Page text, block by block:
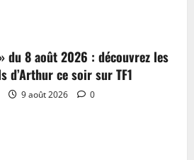
du 8 août 2026 : découvrez les
d’Arthur ce soir sur TF1
9 août 2026 0